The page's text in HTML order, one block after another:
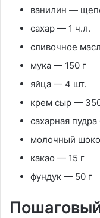
ванилин —
сахар — 1 ч.л.
сливочное
мука — 150 г
яйца — 4 шт.
крем сыр —
сахарная
молочный
какао — 15 г
фундук — 50 г